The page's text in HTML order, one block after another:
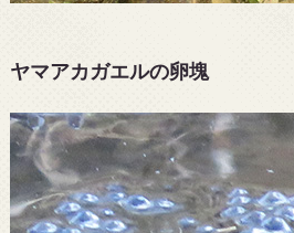
ヤマアカガエルの卵塊